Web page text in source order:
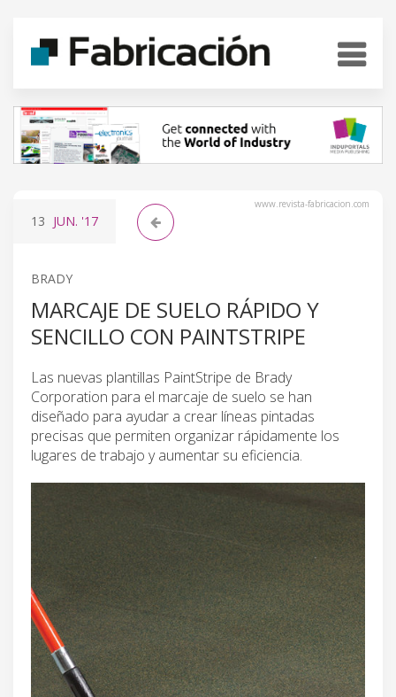
www.revista-fabricacion.com
13 JUN. '17
BRADY
MARCAJE DE SUELO RÁPIDO Y
SENCILLO CON PAINTSTRIPE
Las nuevas plantillas PaintStripe de Brady
Corporation para el marcaje de suelo se han
diseñado para ayudar a crear líneas pintadas
precisas que permiten organizar rápidamente los
lugares de trabajo y aumentar su eficiencia.